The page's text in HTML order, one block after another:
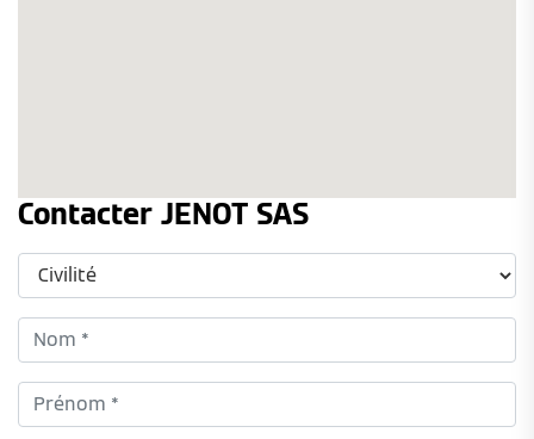
Contacter JENOT SAS